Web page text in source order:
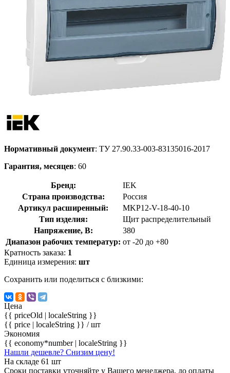
Нормативный документ: ТУ 27.90.33-003-83135016-2017
Гарантия, месяцев: 60
Бренд:
IEK
Страна производства:
Россия
Артикул расширенный:
MKP12-V-18-40-10
Тип изделия:
Щит распределительный
Напряжение, В:
380
Диапазон рабочих температур: от -20 до +80
Кратность заказа: 1
Единица измерения: шт
Сохранить или поделиться с близкими:
Цена
{{ priceOld | localeString }}
{{ price | localeString }} / шт
Экономия
{{ economy*number | localeString }}
Нашли дешевле? Снизим цену!
На складе 61 шт
Сроки поставки уточняйте у Вашего менеджера, до оплаты